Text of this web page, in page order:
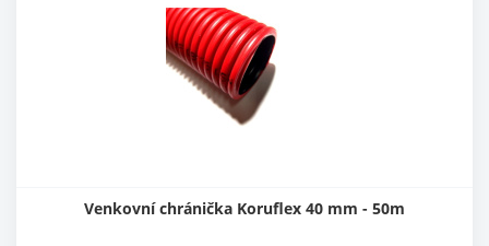
Venkovní chránička Koruflex 40 mm - 50m